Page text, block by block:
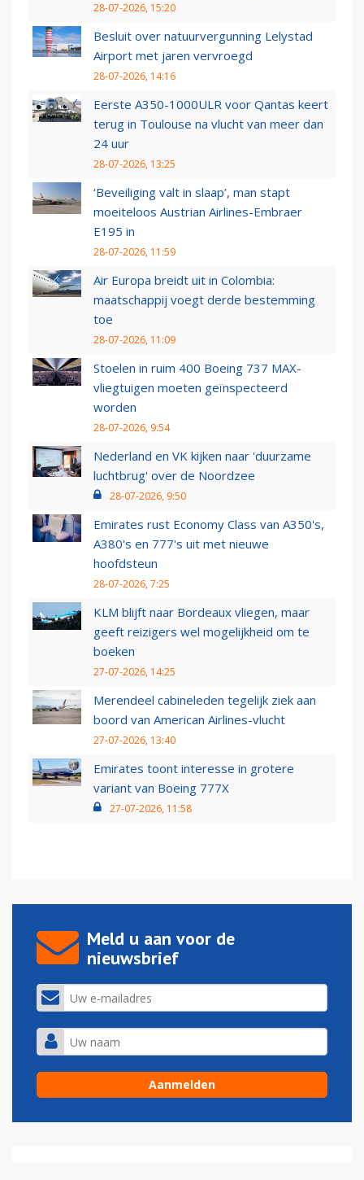
28-07-2026, 15:20
Besluit over natuurvergunning Lelystad
Airport met jaren vervroegd
28-07-2026, 14:16
Eerste A350-1000ULR voor Qantas keert
terug in Toulouse na vlucht van meer dan
24 uur
28-07-2026, 13:25
‘Beveiliging valt in slaap’, man stapt
moeiteloos Austrian Airlines-Embraer
E195 in
28-07-2026, 11:59
Air Europa breidt uit in Colombia:
maatschappij voegt derde bestemming
toe
28-07-2026, 11:09
Stoelen in ruim 400 Boeing 737 MAX-
vliegtuigen moeten geïnspecteerd
worden
28-07-2026, 9:54
Nederland en VK kijken naar 'duurzame
luchtbrug' over de Noordzee
28-07-2026, 9:50
Emirates rust Economy Class van A350's,
A380's en 777's uit met nieuwe
hoofdsteun
28-07-2026, 7:25
KLM blijft naar Bordeaux vliegen, maar
geeft reizigers wel mogelijkheid om te
boeken
27-07-2026, 14:25
Merendeel cabineleden tegelijk ziek aan
boord van American Airlines-vlucht
27-07-2026, 13:40
Emirates toont interesse in grotere
variant van Boeing 777X
27-07-2026, 11:58
Meld u aan voor de
nieuwsbrief